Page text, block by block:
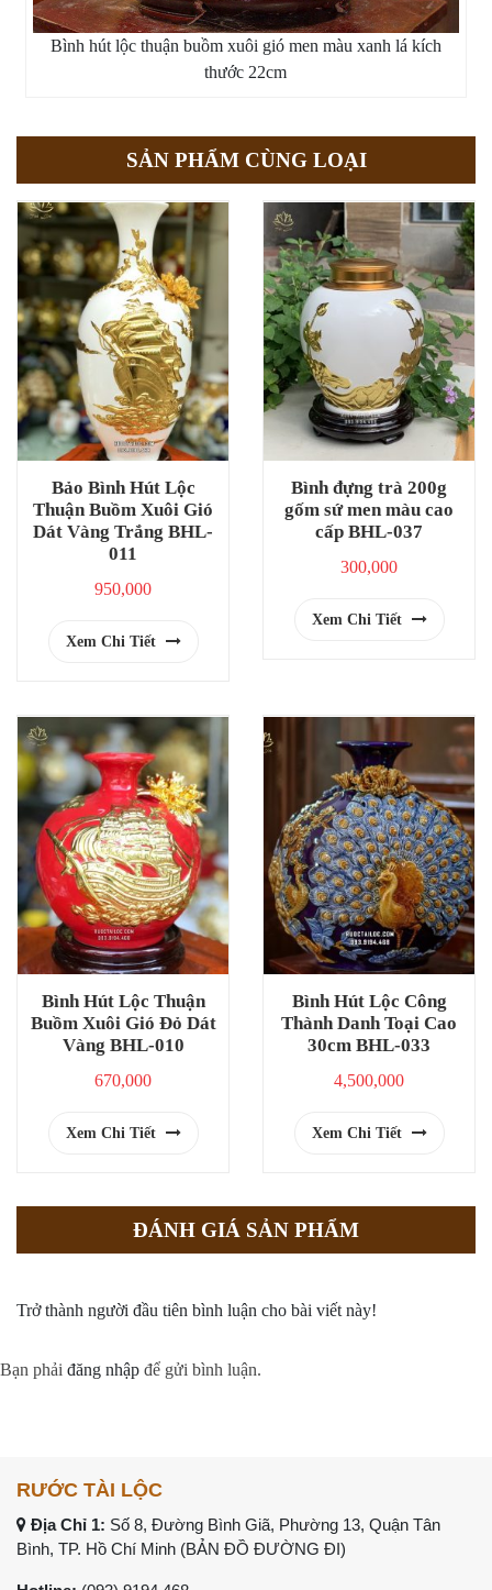
Bình hút lộc thuận buồm xuôi gió men màu xanh lá kích
thước 22cm
SẢN PHẨM CÙNG LOẠI
Bảo Bình Hút Lộc
Thuận Buồm Xuôi Gió
Dát Vàng Trắng BHL-
011
950,000
Xem Chi Tiết
Bình đựng trà 200g
gốm sứ men màu cao
cấp BHL-037
300,000
Xem Chi Tiết
Bình Hút Lộc Thuận
Buồm Xuôi Gió Đỏ Dát
Vàng BHL-010
670,000
Xem Chi Tiết
Bình Hút Lộc Công
Thành Danh Toại Cao
30cm BHL-033
4,500,000
Xem Chi Tiết
ĐÁNH GIÁ SẢN PHẨM
Trở thành người đầu tiên bình luận cho bài viết này!
Bạn phải đăng nhập để gửi bình luận.
RƯỚC TÀI LỘC
Địa Chỉ 1: Số 8, Đường Bình Giã, Phường 13, Quận Tân
Bình, TP. Hồ Chí Minh (BẢN ĐỒ ĐƯỜNG ĐI)